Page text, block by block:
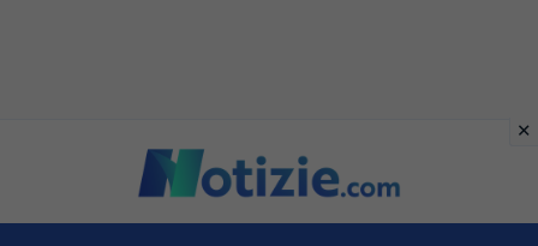
contenuto